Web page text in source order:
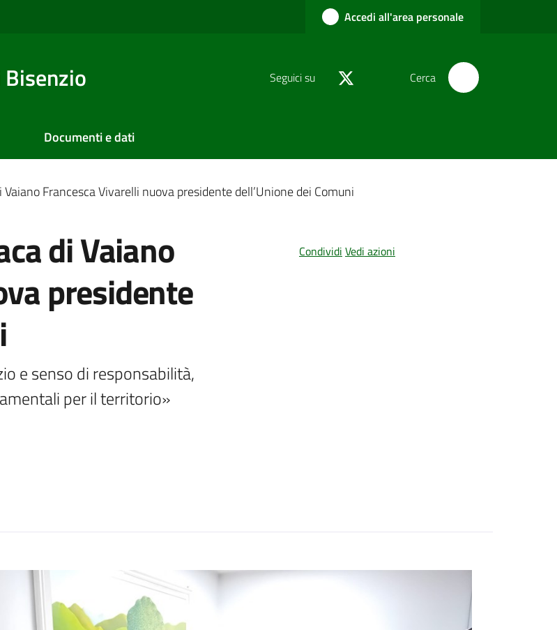
Accedi all'area personale
Seguici su Cerca
Documenti e dati
Francesca Vivarelli nuova presidente dell’Unione dei Comuni
di Vaiano
presidente
e senso di responsabilità,
per il territorio»
Condividi Vedi azioni